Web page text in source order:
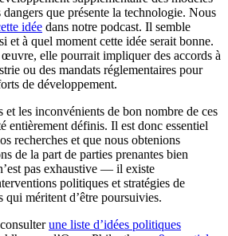
dangers que présente la technologie. Nous
idée dans notre podcast. Il semble
et à quel moment cette idée serait bonne.
œuvre, elle pourrait impliquer des accords à
ou des mandats réglementaires pour
de développement.
et les inconvénients de bon nombre de ces
entièrement définis. Il est donc essentiel
recherches et que nous obtenions
de la part de parties prenantes bien
pas exhaustive — il existe
politiques et stratégies de
qui méritent d’être poursuivies.
une liste d’idées politiques